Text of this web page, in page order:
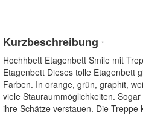
Kurzbeschreibung *
Hochhbett Etagenbett Smile mit
Etagenbett Dieses tolle Etagenbett
Farben. In orange, grün, graphit,
viele Stauraummöglichkeiten.
ihre Schätze verstauen. Die Treppe